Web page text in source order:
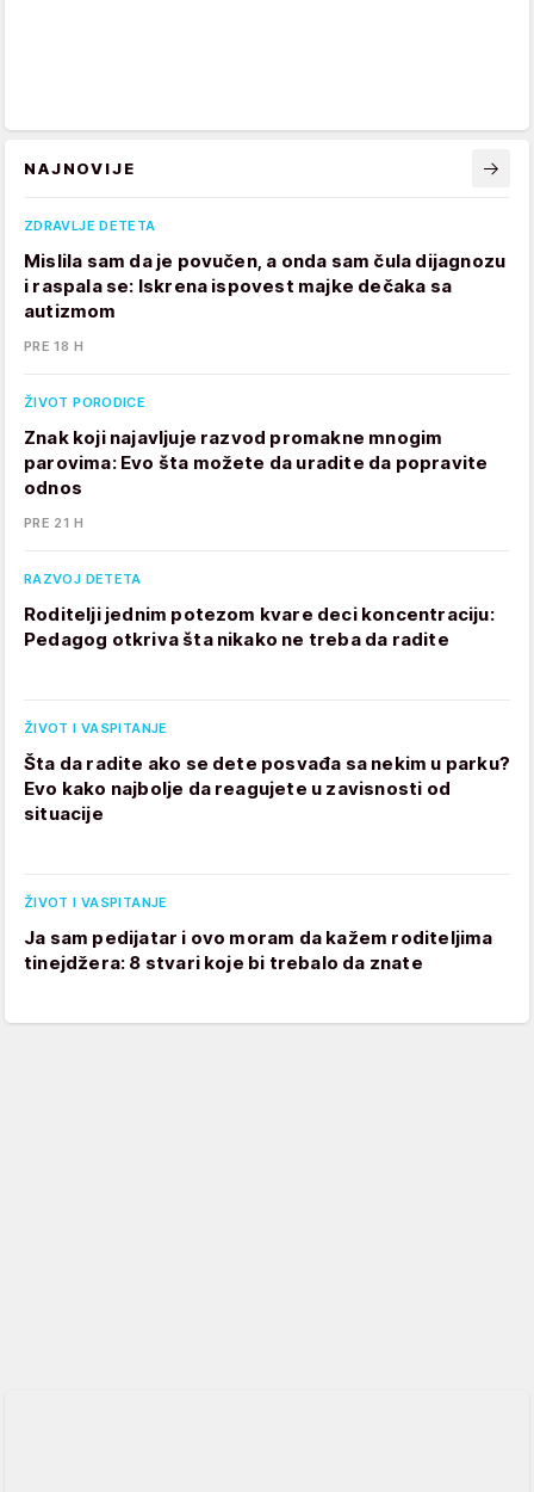
NAJNOVIJE
ZDRAVLJE DETETA
Mislila sam da je povučen, a onda sam čula dijagnozu
i raspala se: Iskrena ispovest majke dečaka sa
autizmom
PRE 18 H
ŽIVOT PORODICE
Znak koji najavljuje razvod promakne mnogim
parovima: Evo šta možete da uradite da popravite
odnos
PRE 21 H
RAZVOJ DETETA
Roditelji jednim potezom kvare deci koncentraciju:
Pedagog otkriva šta nikako ne treba da radite
ŽIVOT I VASPITANJE
Šta da radite ako se dete posvađa sa nekim u parku?
Evo kako najbolje da reagujete u zavisnosti od
situacije
ŽIVOT I VASPITANJE
Ja sam pedijatar i ovo moram da kažem roditeljima
tinejdžera: 8 stvari koje bi trebalo da znate